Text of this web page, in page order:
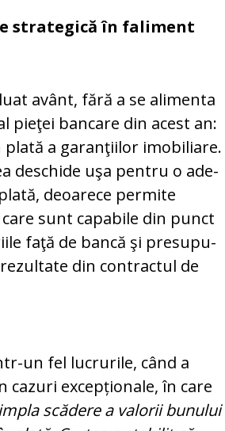
strategică în faliment
avânt, fără a se alimenta
pieţei bancare din acest an:
plată a garanţiilor imo­biliare.
deschide uşa pentru o ade­
deoarece permite
sunt capa­bi­le din punct
faţă de bancă şi pre­su­pu­
din contractul de
un fel lucrurile, când a
ca­zuri excepționale, în care
scădere a valorii bunului